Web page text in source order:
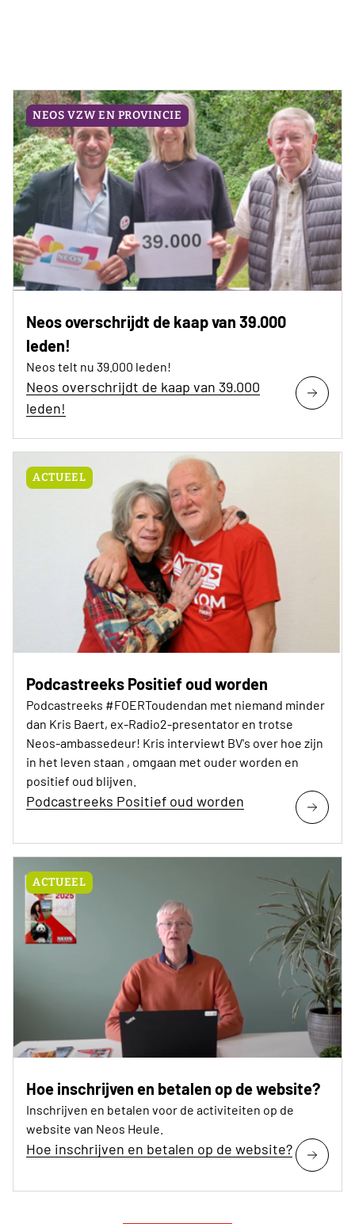
NEOS VZW EN PROVINCIE
Neos overschrijdt de kaap van 39.000
leden!
Neos telt nu 39.000 leden!
Neos overschrijdt de kaap van 39.000
leden!
ACTUEEL
Podcastreeks Positief oud worden
Podcastreeks #FOERToudendan met niemand minder
dan Kris Baert, ex-Radio2-presentator en trotse
Neos-ambassedeur! Kris interviewt BV's over hoe zijn
in het leven staan , omgaan met ouder worden en
positief oud blijven.
Podcastreeks Positief oud worden
ACTUEEL
Hoe inschrijven en betalen op de website?
Inschrijven en betalen voor de activiteiten op de
website van Neos Heule.
Hoe inschrijven en betalen op de website?